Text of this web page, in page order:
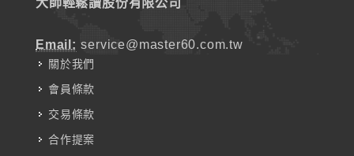
大師輕鬆讀股份有限公司
Email: service@master60.com.tw
關於我們
會員條款
交易條款
合作提案